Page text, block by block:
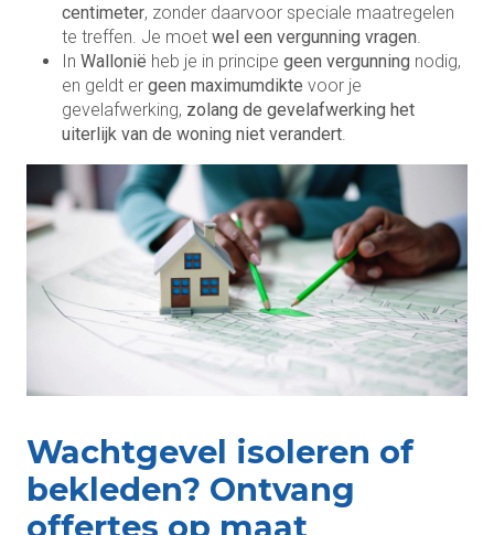
centimeter, zonder daarvoor speciale maatregelen
te treffen. Je moet wel een vergunning vragen
In Wallonië heb je in principe geen vergunning nodig,
en geldt er geen maximumdikte voor je
gevelafwerking, zolang de gevelafwerking het
uiterlijk van de woning niet verandert
Wachtgevel isoleren of
bekleden? Ontvang
offertes op maat